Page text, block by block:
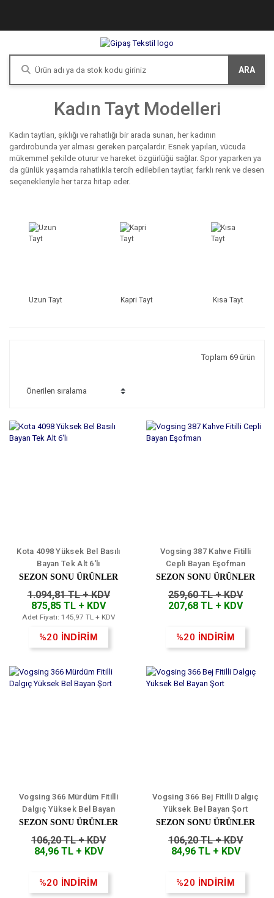
ARA
Kadın Tayt Modelleri
Kadın taytları, şıklığı ve rahatlığı bir arada sunan, her kadının
gardırobunda yer alması gereken parçalardır. Esnek yapıları, vücuda
mükemmel şekilde oturur ve hareket özgürlüğü sağlar. Spor yaparken ya
da günlük yaşamda rahatlıkla tercih edilebilen taytlar, farklı renk ve desen
seçenekleriyle her tarza hitap eder.
Uzun Tayt Kapri Tayt Kısa Tayt
Toplam 69 ürün
Kota 4098 Yüksek Bel Basılı
Bayan Tek Alt 6'lı
SEZON SONU ÜRÜNLER
1.094,81 TL + KDV
875,85 TL + KDV
Adet Fiyatı: 145,97 TL + KDV
%20 İNDİRİM
Vogsing 387 Kahve Fitilli
Cepli Bayan Eşofman
SEZON SONU ÜRÜNLER
259,60 TL + KDV
207,68 TL + KDV
%20 İNDİRİM
Vogsing 366 Mürdüm Fitilli
Dalgıç Yüksek Bel Bayan
Şort
SEZON SONU ÜRÜNLER
106,20 TL + KDV
84,96 TL + KDV
%20 İNDİRİM
Vogsing 366 Bej Fitilli Dalgıç
Yüksek Bel Bayan Şort
SEZON SONU ÜRÜNLER
106,20 TL + KDV
84,96 TL + KDV
%20 İNDİRİM